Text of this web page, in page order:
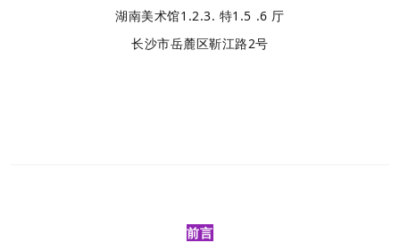
湖南美术馆1.2.3. 特1.5 .6 厅
长沙市岳麓区靳江路2号
前言